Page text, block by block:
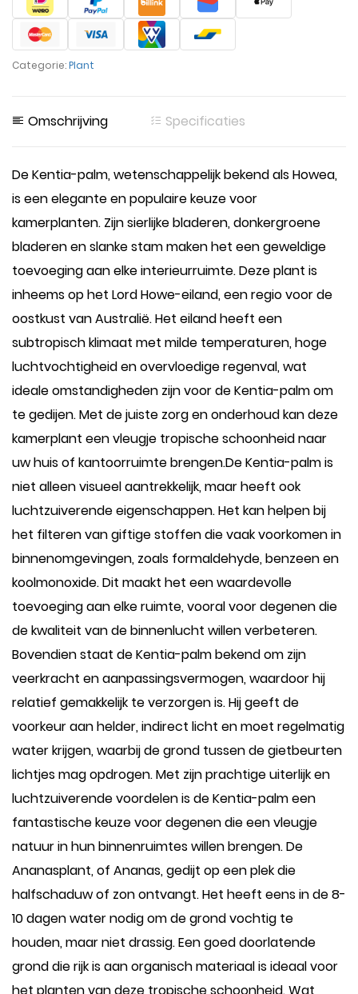
Categorie:Plant
Omschrijving Specificaties
De Kentia-palm, wetenschappelijk bekend als Howea,
is een elegante en populaire keuze voor
kamerplanten. Zijn sierlijke bladeren, donkergroene
bladeren en slanke stam maken het een geweldige
toevoeging aan elke interieurruimte. Deze plant is
inheems op het Lord Howe-eiland, een regio voor de
oostkust van Australië. Het eiland heeft een
subtropisch klimaat met milde temperaturen, hoge
luchtvochtigheid en overvloedige regenval, wat
ideale omstandigheden zijn voor de Kentia-palm om
te gedijen. Met de juiste zorg en onderhoud kan deze
kamerplant een vleugje tropische schoonheid naar
uw huis of kantoorruimte brengen.De Kentia-palm is
niet alleen visueel aantrekkelijk, maar heeft ook
luchtzuiverende eigenschappen. Het kan helpen bij
het filteren van giftige stoffen die vaak voorkomen in
binnenomgevingen, zoals formaldehyde, benzeen en
koolmonoxide. Dit maakt het een waardevolle
toevoeging aan elke ruimte, vooral voor degenen die
de kwaliteit van de binnenlucht willen verbeteren.
Bovendien staat de Kentia-palm bekend om zijn
veerkracht en aanpassingsvermogen, waardoor hij
relatief gemakkelijk te verzorgen is. Hij geeft de
voorkeur aan helder, indirect licht en moet regelmatig
water krijgen, waarbij de grond tussen de gietbeurten
lichtjes mag opdrogen. Met zijn prachtige uiterlijk en
luchtzuiverende voordelen is de Kentia-palm een
fantastische keuze voor degenen die een vleugje
natuur in hun binnenruimtes willen brengen. De
Ananasplant, of Ananas, gedijt op een plek die
halfschaduw of zon ontvangt. Het heeft eens in de 8-
10 dagen water nodig om de grond vochtig te
houden, maar niet drassig. Een goed doorlatende
grond die rijk is aan organisch materiaal is ideaal voor